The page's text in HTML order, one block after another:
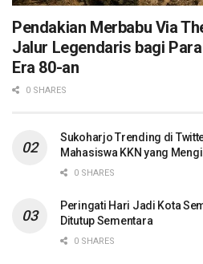
Pendakian Merbabu Via
Jalur Legendaris bagi
Era 80-an
0 SHARES
Sukoharjo Trending di
Mahasiswa KKN yang
0 SHARES
Peringati Hari Jadi Kota
Ditutup Sementara
0 SHARES